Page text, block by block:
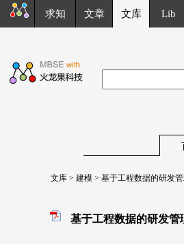
求知 文章 文库 Lib
文库 > 建模 > 基于工程数据的研发
基于工程数据的研发管